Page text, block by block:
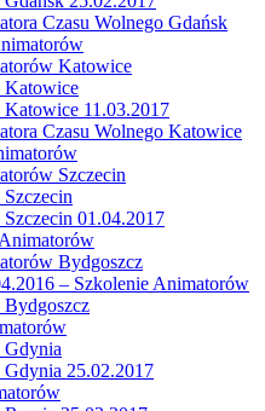
Czasu Wolnego Gdańsk
Katowice
Katowice
11.03.2017
Czasu Wolnego Katowice
Szczecin
01.04.2017
Bydgoszcz
– Szkolenie Animatorów
Gdynia
25.02.2017